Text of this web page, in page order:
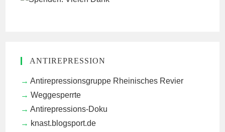
ANTIREPRESSION
Antirepressionsgruppe Rheinisches Revier
Weggesperrte
Antirepressions-Doku
knast.blogsport.de